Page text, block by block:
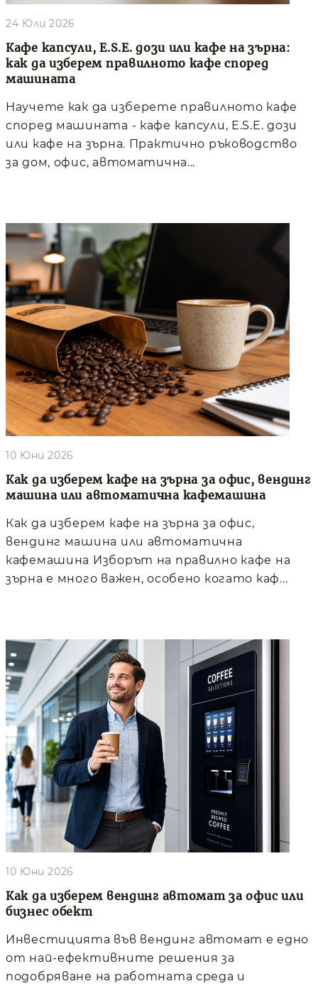
Кафе капсули, E.S.E. дози или кафе на зърна:
как да изберем правилното кафе според
машината
24 Юли 2026
Научете как да изберете правилното кафе
според машината - кафе капсули, E.S.E. дози
или кафе на зърна. Практично ръководство
за дом, офис, автоматична...
Как да изберем кафе на зърна за офис, вендинг
машина или автоматична кафемашина
10 Юни 2026
Как да изберем кафе на зърна за офис,
вендинг машина или автоматична
кафемашина Изборът на правилно кафе на
зърна е много важен, особено когато каф...
Как да изберем вендинг автомат за офис или
бизнес обект
10 Юни 2026
Инвестицията във вендинг автомат е едно
от най-ефективните решения за
подобряване на работната среда и